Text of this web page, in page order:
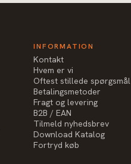
INFORMATION
Kontakt
Hvem er vi
Oftest stillede spørgsmål
Betalingsmetoder
Fragt og levering
B2B / EAN
Tilmeld nyhedsbrev
Download Katalog
Fortryd køb